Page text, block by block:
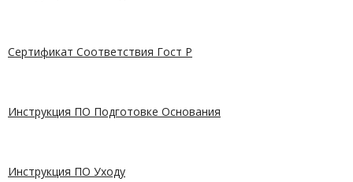
Сертификат Соответствия Гост Р
Инструкция ПО Подготовке Основания
Инструкция ПО Уходу